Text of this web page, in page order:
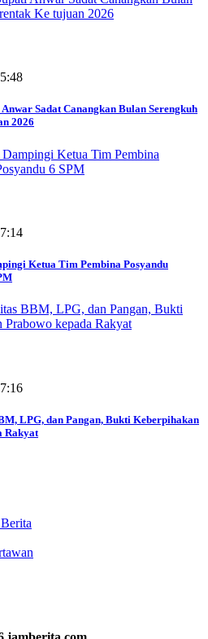
Sadat Canangkan Bulan Serengkuh
2026
Ketua Tim Pembina Posyandu
LPG, dan Pangan, Bukti Keberpihakan
Rakyat